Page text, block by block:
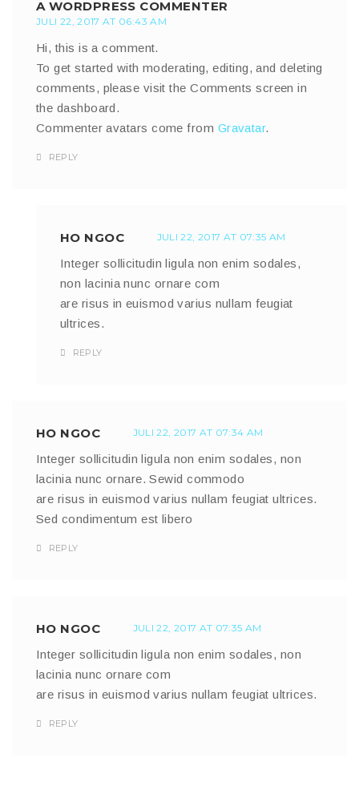
A WORDPRESS COMMENTER
JULI 22, 2017 AT 06:43 AM
Hi, this is a comment.
To get started with moderating, editing, and deleting
comments, please visit the Comments screen in
the dashboard.
Commenter avatars come from Gravatar.
REPLY
HO NGOC JULI 22, 2017 AT 07:35 AM
Integer sollicitudin ligula non enim sodales,
non lacinia nunc ornare com
are risus in euismod varius nullam feugiat
ultrices.
REPLY
HO NGOC JULI 22, 2017 AT 07:34 AM
Integer sollicitudin ligula non enim sodales, non
lacinia nunc ornare. Sewid commodo
are risus in euismod varius nullam feugiat ultrices.
Sed condimentum est libero
REPLY
HO NGOC JULI 22, 2017 AT 07:35 AM
Integer sollicitudin ligula non enim sodales, non
lacinia nunc ornare com
are risus in euismod varius nullam feugiat ultrices.
REPLY